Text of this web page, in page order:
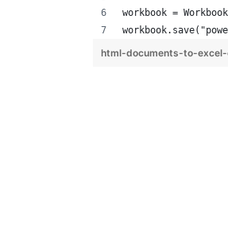
workbook =
html-documents-to-